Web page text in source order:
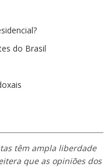
do Brasil
têm ampla liberdade
que as opiniões dos